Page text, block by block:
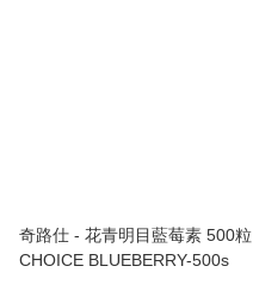
奇路仕 - 花青明目藍莓素 500粒
CHOICE BLUEBERRY-500s